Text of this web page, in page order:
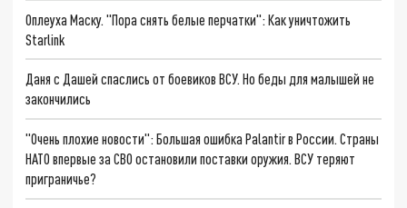
Оплеуха Маску. "Пора снять белые перчатки": Как уничтожить
Starlink
Даня с Дашей спаслись от боевиков ВСУ. Но беды для малышей не
закончились
"Очень плохие новости": Большая ошибка Palantir в России. Страны
НАТО впервые за СВО остановили поставки оружия. ВСУ теряют
приграничье?